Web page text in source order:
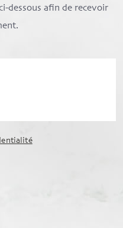
dessous afin de recevoir